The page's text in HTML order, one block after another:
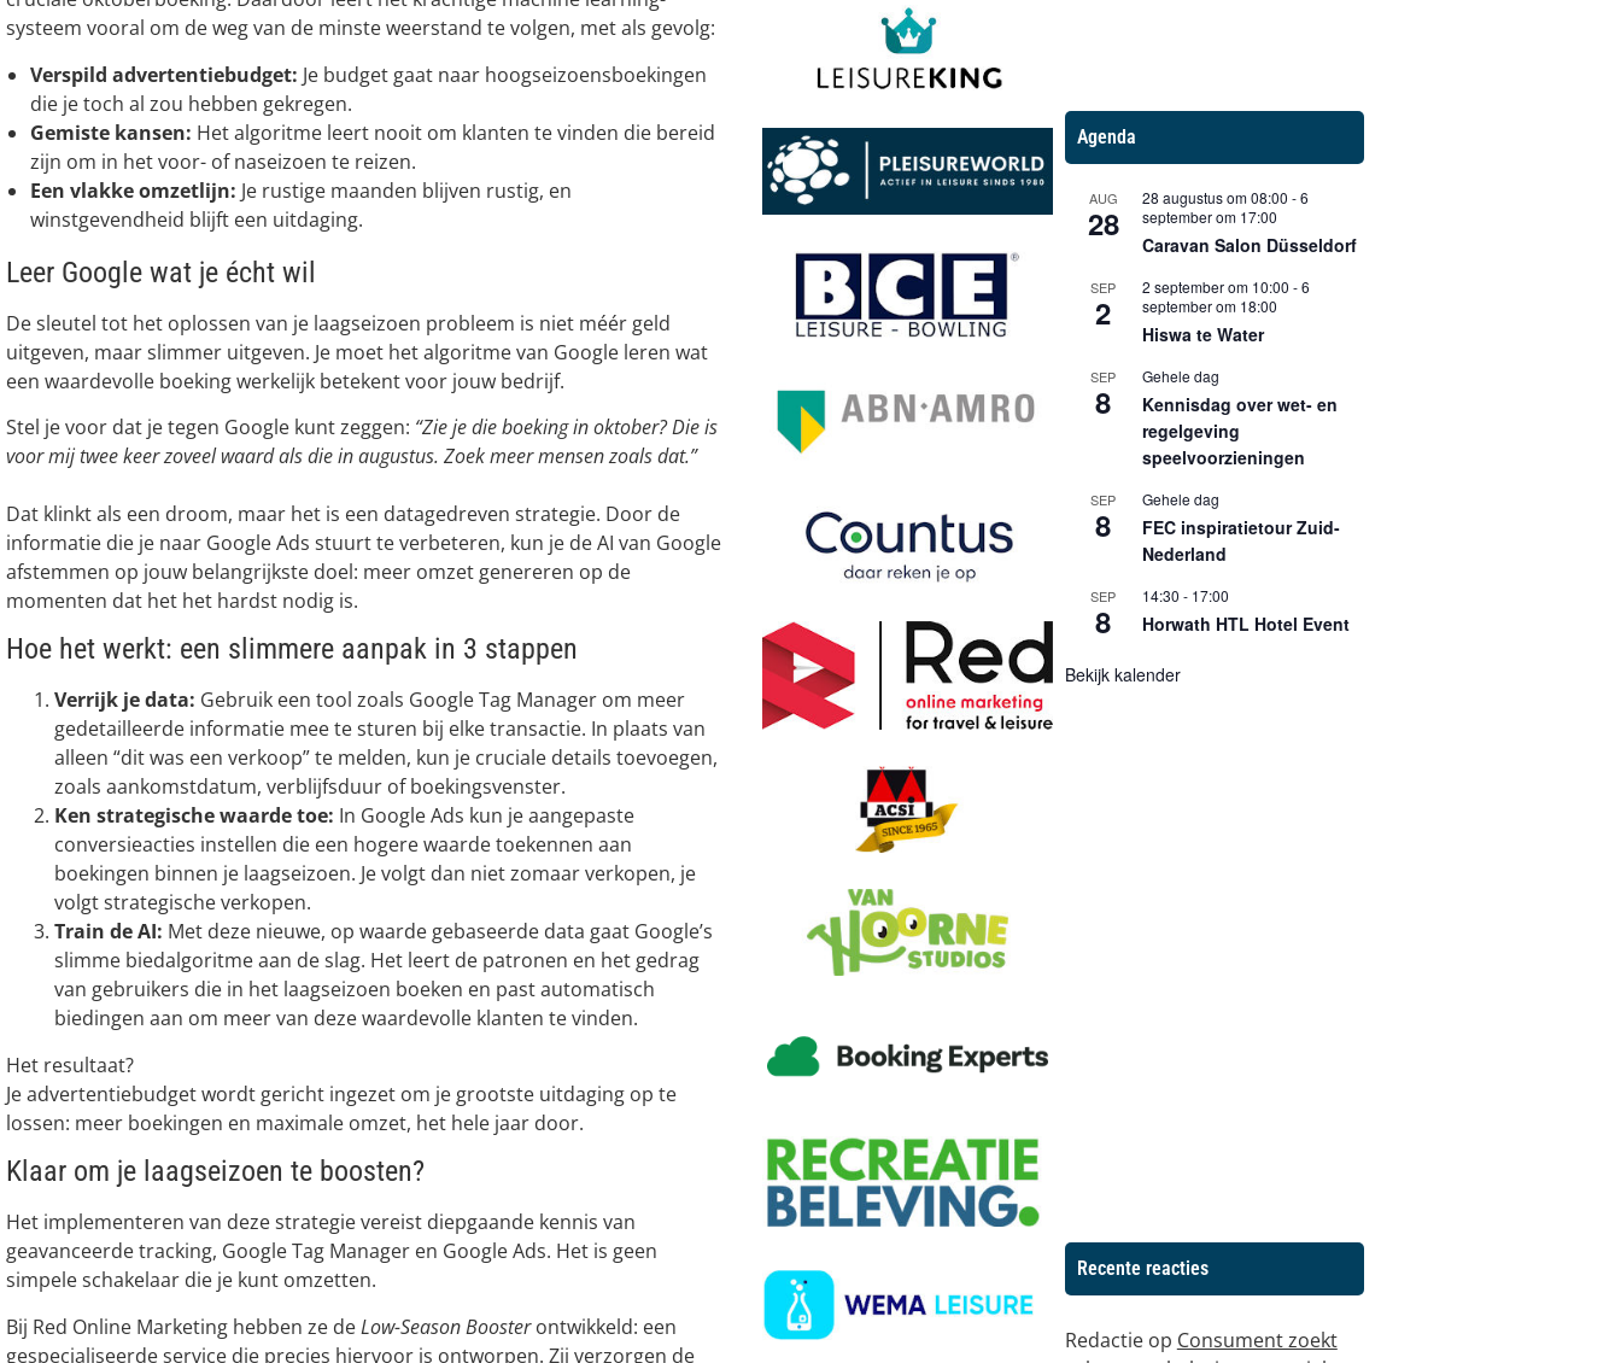
systeem vooral om de weg van de minste weerstand te volgen, met als gevolg:
Verspild advertentiebudget: Je budget gaat naar hoogseizoensboekingen
die je toch al zou hebben gekregen.
Gemiste kansen: Het algoritme leert nooit om klanten te vinden die bereid
zijn om in het voor- of naseizoen te reizen.
Een vlakke omzetlijn: Je rustige maanden blijven rustig, en
winstgevendheid blijft een uitdaging.
Leer Google wat je écht wil
De sleutel tot het oplossen van je laagseizoen probleem is niet méér geld
uitgeven, maar slimmer uitgeven. Je moet het algoritme van Google leren wat
een waardevolle boeking werkelijk betekent voor jouw bedrijf.
Stel je voor dat je tegen Google kunt zeggen: “Zie je die boeking in oktober? Die is
voor mij twee keer zoveel waard als die in augustus. Zoek meer mensen zoals dat.”
Dat klinkt als een droom, maar het is een datagedreven strategie. Door de
informatie die je naar Google Ads stuurt te verbeteren, kun je de AI van Google
afstemmen op jouw belangrijkste doel: meer omzet genereren op de
momenten dat het het hardst nodig is.
Hoe het werkt: een slimmere aanpak in 3 stappen
Verrijk je data: Gebruik een tool zoals Google Tag Manager om meer
gedetailleerde informatie mee te sturen bij elke transactie. In plaats van
alleen “dit was een verkoop” te melden, kun je cruciale details toevoegen,
zoals aankomstdatum, verblijfsduur of boekingsvenster.
Ken strategische waarde toe: In Google Ads kun je aangepaste
conversieacties instellen die een hogere waarde toekennen aan
boekingen binnen je laagseizoen. Je volgt dan niet zomaar verkopen, je
volgt strategische verkopen.
Train de AI: Met deze nieuwe, op waarde gebaseerde data gaat Google’s
slimme biedalgoritme aan de slag. Het leert de patronen en het gedrag
van gebruikers die in het laagseizoen boeken en past automatisch
biedingen aan om meer van deze waardevolle klanten te vinden.
Het resultaat?
Je advertentiebudget wordt gericht ingezet om je grootste uitdaging op te
lossen: meer boekingen en maximale omzet, het hele jaar door.
Klaar om je laagseizoen te boosten?
Het implementeren van deze strategie vereist diepgaande kennis van
geavanceerde tracking, Google Tag Manager en Google Ads. Het is geen
simpele schakelaar die je kunt omzetten.
Bij Red Online Marketing hebben ze deLow-Season Boosterontwikkeld: een
gespecialiseerde service die precies hiervoor is ontworpen. Zij verzorgen de
Agenda
AUG
28
28 augustus om 08:00 -6
september om 17:00
Caravan Salon Düsseldorf
SEP
2
2 september om 10:00 -6
september om 18:00
Hiswa te Water
SEP
8
Gehele dag
Kennisdag over wet- en
regelgeving
speelvoorzieningen
SEP
8
Gehele dag
FEC inspiratietour Zuid-
Nederland
SEP
8
14:30 - 17:00
Horwath HTL Hotel Event
Bekijk kalender
Recente reacties
Redactieop Consument zoekt